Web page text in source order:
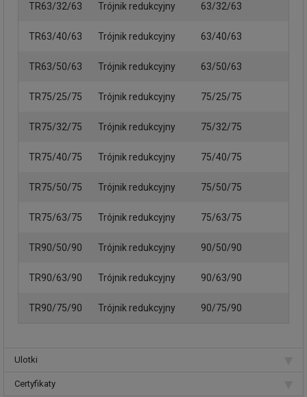
TR63/32/63 Trójnik redukcyjny 63/32/63
TR63/40/63 Trójnik redukcyjny 63/40/63
TR63/50/63 Trójnik redukcyjny 63/50/63
TR75/25/75 Trójnik redukcyjny 75/25/75
TR75/32/75 Trójnik redukcyjny 75/32/75
TR75/40/75 Trójnik redukcyjny 75/40/75
TR75/50/75 Trójnik redukcyjny 75/50/75
TR75/63/75 Trójnik redukcyjny 75/63/75
TR90/50/90 Trójnik redukcyjny 90/50/90
TR90/63/90 Trójnik redukcyjny 90/63/90
TR90/75/90 Trójnik redukcyjny 90/75/90
Ulotki
Certyfikaty